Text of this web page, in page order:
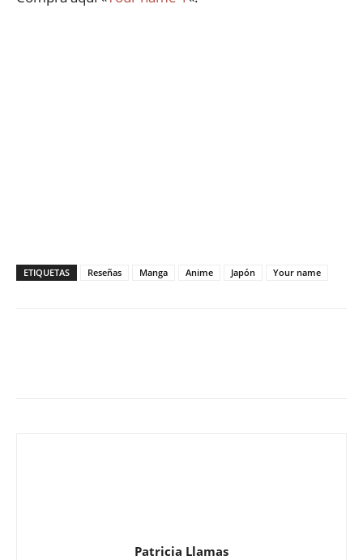
ETIQUETAS Reseñas Manga Anime Japón Your name
Patricia Llamas